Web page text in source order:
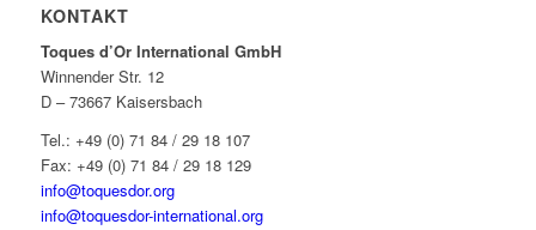
KONTAKT
Toques d’Or International GmbH
Winnender Str. 12
D – 73667 Kaisersbach
Tel.: +49 (0) 71 84 / 29 18 107
Fax: +49 (0) 71 84 / 29 18 129
info@toquesdor.org
info@toquesdor-international.org